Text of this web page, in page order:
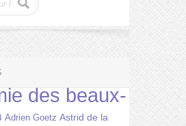
des beaux-
Adrien Goetz Astrid de la